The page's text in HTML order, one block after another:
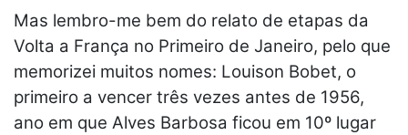
Mas lembro-me bem do relato de etapas da
Volta a França no Primeiro de Janeiro, pelo que
memorizei muitos nomes: Louison Bobet, o
primeiro a vencer três vezes antes de 1956,
ano em que Alves Barbosa ficou em 10º lugar